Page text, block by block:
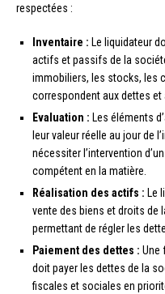
respectées :
Inventaire : Le liquidateur
actifs et passifs de la
immobiliers, les stocks, les
correspondent aux dettes
Evaluation : Les éléments
leur valeur réelle au jour de
nécessiter l’intervention
compétent en la matière.
Réalisation des actifs : Le
vente des biens et droits de
permettant de régler les
Paiement des dettes : Une
doit payer les dettes de la
fiscales et sociales en